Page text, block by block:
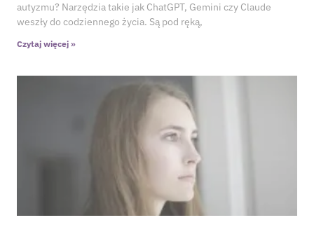
autyzmu? Narzędzia takie jak ChatGPT, Gemini czy Claude
weszły do codziennego życia. Są pod ręką,
Czytaj więcej »